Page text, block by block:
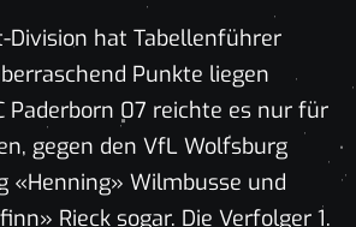
Division hat Tabellenführer
Punkte liegen
Paderborn 07 reichte es nur für
gegen den VfL Wolfsburg
«Henning» Wilmbusse und
Rieck sogar. Die Verfolger 1.